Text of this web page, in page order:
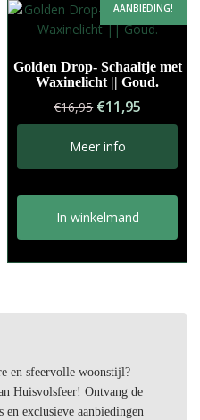
AANBIEDING!
Golden Drop- Schaaltje met
Waxinelicht || Goud.
€16,95
prijs
was:
€16,95.
€11,95
prijs
€11,95.
Meer info
In winkelmand
en sfeervolle woonstijl?
Huisvolsfeer! Ontvang de
exclusieve aanbiedingen